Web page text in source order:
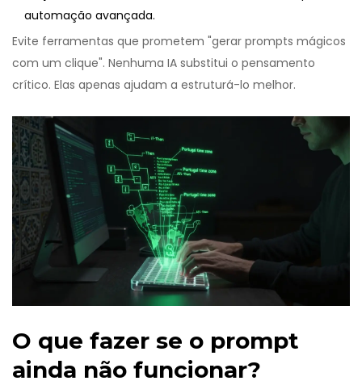
automação avançada.
Evite ferramentas que prometem "gerar prompts mágicos
com um clique". Nenhuma IA substitui o pensamento
crítico. Elas apenas ajudam a estruturá-lo melhor.
O que fazer se o prompt
ainda não funcionar?